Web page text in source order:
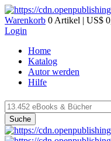
Warenkorb 0 Artikel | US$
Login
Home
Katalog
Autor werden
Hilfe
Suche